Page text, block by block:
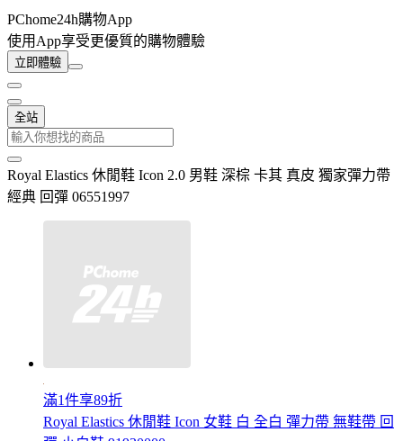
PChome24h購物App
使用App享受更優質的購物體驗
立即體驗
全站
Royal Elastics 休閒鞋 Icon 2.0 男鞋 深棕 卡其 真皮 獨家彈力帶
經典 回彈 06551997
滿1件享89折
Royal Elastics 休閒鞋 Icon 女鞋 白 全白 彈力帶 無鞋帶 回